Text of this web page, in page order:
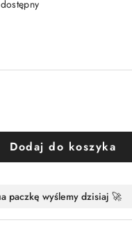
Dodaj do koszyka
a paczkę wyślemy dzisiaj 🚀